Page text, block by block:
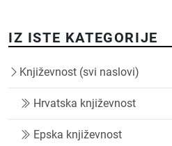
IZ ISTE KATEGORIJE
Književnost (svi naslovi)
Hrvatska književnost
Epska književnost